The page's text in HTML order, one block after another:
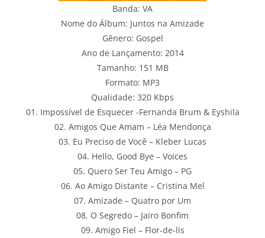
Banda: VA
Nome do Álbum: Juntos na Amizade
Gênero: Gospel
Ano de Lançamento: 2014
Tamanho: 151 MB
Formato: MP3
Qualidade: 320 Kbps
01. Impossível de Esquecer -Fernanda Brum & Eyshila
02. Amigos Que Amam – Léa Mendonça
03. Eu Preciso de Você – Kleber Lucas
04. Hello, Good Bye – Voices
05. Quero Ser Teu Amigo – PG
06. Ao Amigo Distante – Cristina Mel
07. Amizade – Quatro por Um
08. O Segredo – Jairo Bonfim
09. Amigo Fiel – Flor-de-lis